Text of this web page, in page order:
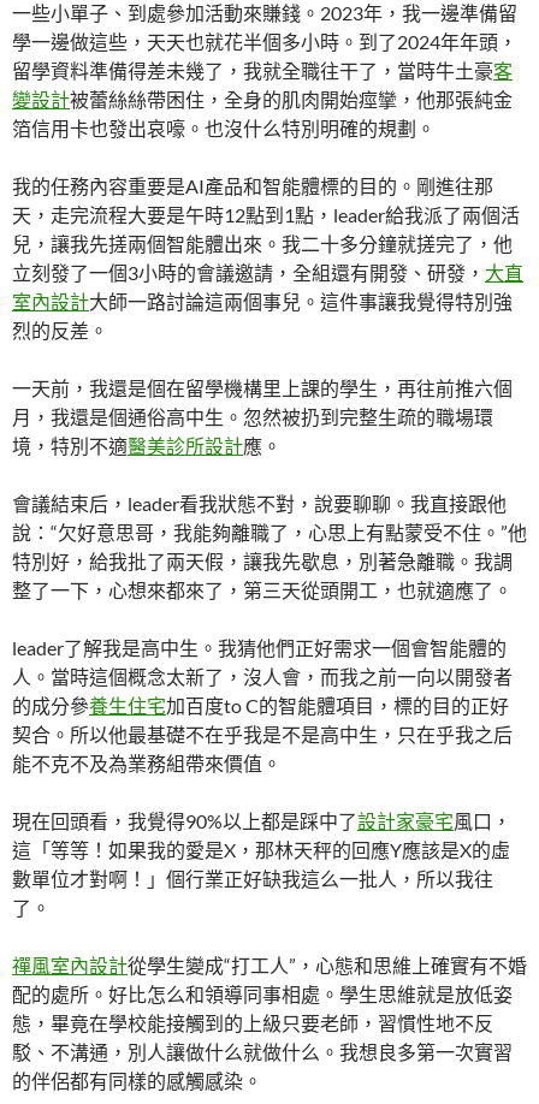
一些小單子、到處參加活動來賺錢。2023年，我一邊準備留
學一邊做這些，天天也就花半個多小時。到了2024年年頭，
留學資料準備得差未幾了，我就全職往干了，當時牛土豪客
變設計被蕾絲絲帶困住，全身的肌肉開始痙攣，他那張純金
箔信用卡也發出哀嚎。也沒什么特別明確的規劃。
我的任務內容重要是AI產品和智能體標的目的。剛進往那
天，走完流程大要是午時12點到1點，leader給我派了兩個活
兒，讓我先搓兩個智能體出來。我二十多分鐘就搓完了，他
立刻發了一個3小時的會議邀請，全組還有開發、研發， 大直
室內設計大師一路討論這兩個事兒。這件事讓我覺得特別強
烈的反差。
一天前，我還是個在留學機構里上課的學生，再往前推六個
月，我還是個通俗高中生。忽然被扔到完整生疏的職場環
境，特別不適醫美診所設計應。
會議結束后，leader看我狀態不對，說要聊聊。我直接跟他
說：“欠好意思哥，我能夠離職了，心思上有點蒙受不住。”他
特別好，給我批了兩天假，讓我先歇息，別著急離職。我調
整了一下，心想來都來了，第三天從頭開工，也就適應了。
leader了解我是高中生。我猜他們正好需求一個會智能體的
人。當時這個概念太新了，沒人會，而我之前一向以開發者
的成分參養生住宅加百度to C的智能體項目，標的目的正好
契合。所以他最基礎不在乎我是不是高中生，只在乎我之后
能不克不及為業務組帶來價值。
現在回頭看，我覺得90%以上都是踩中了設計家豪宅風口，
這「等等！如果我的愛是X，那林天秤的回應Y應該是X的虛
數單位才對啊！」個行業正好缺我這么一批人，所以我往
了。
禪風室內設計從學生變成“打工人”，心態和思維上確實有不婚
配的處所。好比怎么和領導同事相處。學生思維就是放低姿
態，畢竟在學校能接觸到的上級只要老師，習慣性地不反
駁、不溝通，別人讓做什么就做什么。我想良多第一次實習
的伴侶都有同樣的感觸感染。